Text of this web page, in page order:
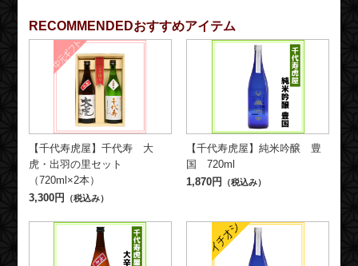
RECOMMENDEDおすすめアイテム
【千代寿虎屋】千代寿 大
虎・出羽の里セット
（720ml×2本）
3,300円 （税込み）
【千代寿虎屋】純米吟醸 豊
国 720ml
1,870円 （税込み）